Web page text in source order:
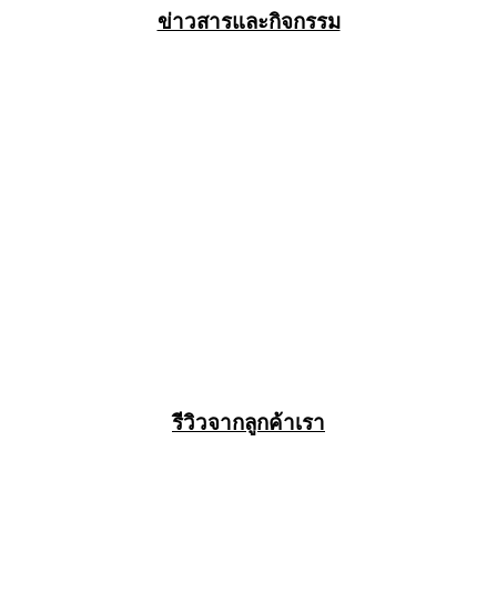
ข่าวสารและกิจกรรม
รีวิวจากลูกค้าเรา